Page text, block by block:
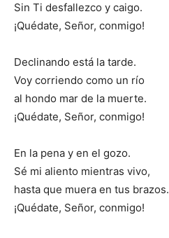
Sin Ti desfallezco y caigo.
¡Quédate, Señor, conmigo!
Declinando está la tarde.
Voy corriendo como un río
al hondo mar de la muerte.
¡Quédate, Señor, conmigo!
En la pena y en el gozo.
Sé mi aliento mientras vivo,
hasta que muera en tus brazos.
¡Quédate, Señor, conmigo!